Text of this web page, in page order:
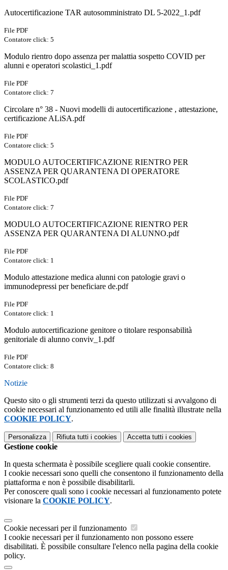
Autocertificazione TAR autosomministrato DL 5-2022_1.pdf
File PDF
Contatore click: 5
Modulo rientro dopo assenza per malattia sospetto COVID per
alunni e operatori scolastici_1.pdf
File PDF
Contatore click: 7
Circolare n° 38 - Nuovi modelli di autocertificazione , attestazione,
certificazione ALiSA.pdf
File PDF
Contatore click: 5
MODULO AUTOCERTIFICAZIONE RIENTRO PER
ASSENZA PER QUARANTENA DI OPERATORE
SCOLASTICO.pdf
File PDF
Contatore click: 7
MODULO AUTOCERTIFICAZIONE RIENTRO PER
ASSENZA PER QUARANTENA DI ALUNNO.pdf
File PDF
Contatore click: 1
Modulo attestazione medica alunni con patologie gravi o
immunodepressi per beneficiare de.pdf
File PDF
Contatore click: 1
Modulo autocertificazione genitore o titolare responsabilità
genitoriale di alunno conviv_1.pdf
File PDF
Contatore click: 8
Notizie
Questo sito o gli strumenti terzi da questo utilizzati si avvalgono di
cookie necessari al funzionamento ed utili alle finalità illustrate nella
COOKIE POLICY.
Personalizza Rifiuta tutti i cookies Accetta tutti i cookies
Gestione cookie
In questa schermata è possibile scegliere quali cookie consentire.
I cookie necessari sono quelli che consentono il funzionamento della
piattaforma e non è possibile disabilitarli.
Per conoscere quali sono i cookie necessari al funzionamento potete
visionare la COOKIE POLICY.
Cookie necessari per il funzionamento
I cookie necessari per il funzionamento non possono essere
disabilitati. È possibile consultare l'elenco nella pagina della cookie
policy.